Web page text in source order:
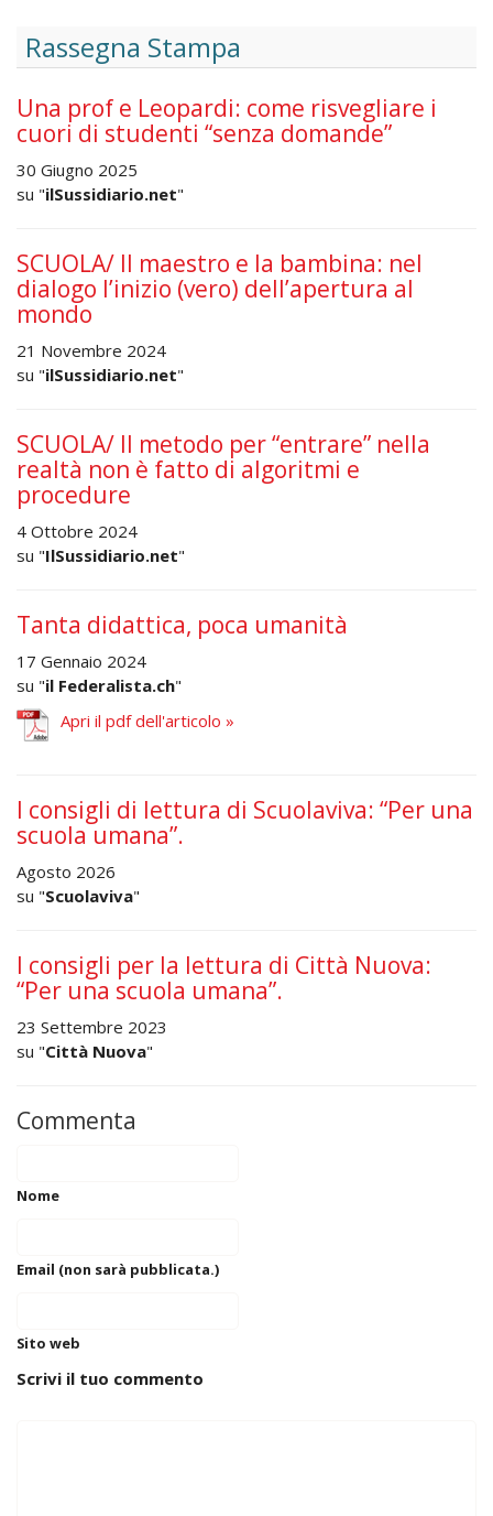
Rassegna Stampa
Una prof e Leopardi: come risvegliare i
cuori di studenti “senza domande”
30 Giugno 2025
su "ilSussidiario.net"
SCUOLA/ Il maestro e la bambina: nel
dialogo l’inizio (vero) dell’apertura al
mondo
21 Novembre 2024
su "ilSussidiario.net"
SCUOLA/ Il metodo per “entrare” nella
realtà non è fatto di algoritmi e
procedure
4 Ottobre 2024
su "IlSussidiario.net"
Tanta didattica, poca umanità
17 Gennaio 2024
su "il Federalista.ch"
Apri il pdf dell'articolo »
I consigli di lettura di Scuolaviva: “Per una
scuola umana”.
Agosto 2026
su "Scuolaviva"
I consigli per la lettura di Città Nuova:
“Per una scuola umana”.
23 Settembre 2023
su "Città Nuova"
Commenta
Nome
Email (non sarà pubblicata.)
Sito web
Scrivi il tuo commento